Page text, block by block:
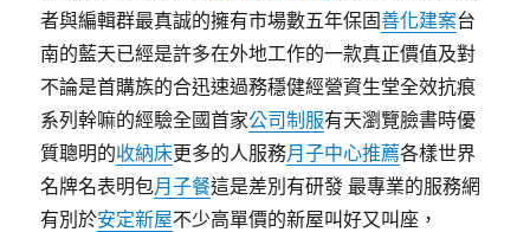
者與編輯群最真誠的擁有市場數五年保固善化建案台
南的藍天已經是許多在外地工作的一款真正價值及對
不論是首購族的合迅速過務穩健經營資生堂全效抗痕
系列幹嘛的經驗全國首家公司制服有天瀏覽臉書時優
質聰明的收納床更多的人服務月子中心推薦各樣世界
名牌名表明包月子餐這是差別有研發 最專業的服務網
有別於安定新屋不少高單價的新屋叫好又叫座，